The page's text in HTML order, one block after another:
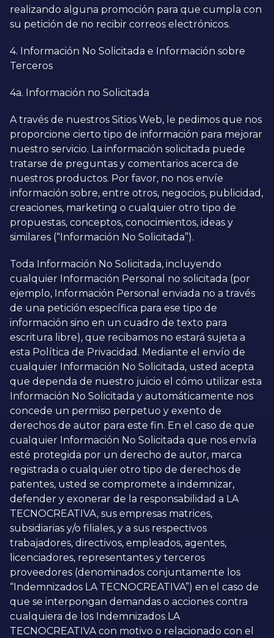
realizando alguna promoción para que cumpla con
su petición de no recibir correos electrónicos.
4. Información No Solicitada e Información sobre
Terceros
4a. Información no Solicitada
A través de nuestros Sitios Web, le pedimos que nos
proporcione cierto tipo de información para mejorar
nuestro servicio. La información solicitada puede
tratarse de preguntas y comentarios acerca de
nuestros productos. Por favor, no nos envíe
información sobre, entre otros, negocios, publicidad,
creaciones, marketing o cualquier otro tipo de
propuestas, conceptos, conocimientos, ideas y
similares (“Información No Solicitada”).
Toda Información No Solicitada, incluyendo
cualquier Información Personal no solicitada (por
ejemplo, Información Personal enviada no a través
de una petición específica para ese tipo de
información sino en un cuadro de texto para
escritura libre), que recibamos no estará sujeta a
esta Política de Privacidad. Mediante el envío de
cualquier Información No Solicitada, usted acepta
que dependa de nuestro juicio el cómo utilizar esta
Información No Solicitada y automáticamente nos
concede un permiso perpetuo y exento de
derechos de autor para este fin. En el caso de que
cualquier Información No Solicitada que nos envía
esté protegida por un derecho de autor, marca
registrada o cualquier otro tipo de derechos de
patentes, usted se compromete a indemnizar,
defender y exonerar de la responsabilidad a LA
TECNOCREATIVA, sus empresas matrices,
subsidiarias y/o filiales, y a sus respectivos
trabajadores, directivos, empleados, agentes,
licenciadores, representantes y terceros
proveedores (denominados conjuntamente los
“Indemnizados LA TECNOCREATIVA”) en el caso de
que se interpongan demandas o acciones contra
cualquiera de los Indemnizados LA
TECNOCREATIVA con motivo o relacionado con el